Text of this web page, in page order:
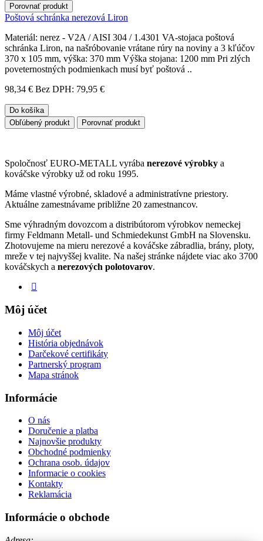
Porovnať produkt
Poštová schránka nerezová Liron
Materiál: nerez - V2A / AISI 304 / 1.4301 VA-stojaca poštová
schránka Liron, na našróbovanie vrátane rúry na noviny a 3 kľúčov
370 x 105 mm, výška: 370 mm Výška stojana: 1200 mm Pri zlých
poveternostných podmienkach musí byť poštová ..
98,34 € Bez DPH: 79,95 €
Do košíka
Obľúbený produkt
Porovnať produkt
Spoločnosť EURO-METALL vyrába nerezové výrobky a
kováčske výrobky už od roku 1995.
Máme vlastné výrobné, skladové a administratívne priestory.
Aktuálne zamestnávame približne 20 zamestnancov.
Sme výhradným dovozcom a distribútorom výrobkov nemeckej
firmy Feldmann Metall- und Schmiedekunst GmbH na Slovensku.
Zhotovujeme na mieru nerezové a kováčske zábradlia, brány, ploty,
mreže v tej najvyššej kvalite. Na našej stránke nájdete viac ako 3700
kováčskych a nerezových polotovarov.
Môj účet
Môj účet
História objednávok
Darčekové certifikáty
Partnerský program
Mapa stránok
Informácie
O nás
Doručenie a platba
Najnovšie produkty
Obchodné podmienky
Ochrana osob. údajov
Informacie o cookies
Kontakty
Reklamácia
Informácie o obchode